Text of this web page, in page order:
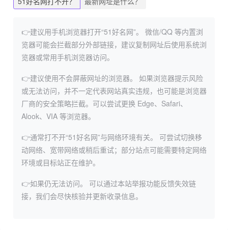
👉建议用手机浏览器打开“51好名网”。
微信/QQ 等内置浏
览器可能会拦截部分外部链接，建议复制网址后使用系统浏
览器或常用手机浏览器访问。
👉建议使用不会屏蔽网址的浏览器。
如果浏览器提示风险
或无法访问，并不一定代表网站真实违规，也可能是浏览器
厂商的安全策略拦截。可以尝试更换 Edge、Safari、
Alook、VIA 等浏览器。
👉通常打不开“51好名网”与网络环境有关。
可尝试切换移
动网络、宽带网络或稍后重试；部分站点可能需要特定网络
环境或目标站正在维护。
👉如果仍无法访问。
可以通过本站举报功能反馈失效链
接，我们会尽快核验并更新收录信息。